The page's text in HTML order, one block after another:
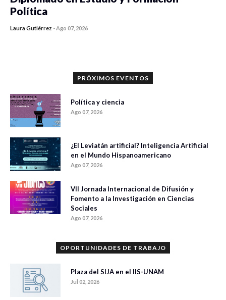
Política
Laura Gutiérrez -Ago 07, 2026
PRÓXIMOS EVENTOS
Política y ciencia
Ago 07, 2026
¿El Leviatán artificial? Inteligencia Artificial
en el Mundo Hispanoamericano
Ago 07, 2026
VII Jornada Internacional de Difusión y
Fomento a la Investigación en Ciencias
Sociales
Ago 07, 2026
OPORTUNIDADES DE TRABAJO
Plaza del SIJA en el IIS-UNAM
Jul 02, 2026